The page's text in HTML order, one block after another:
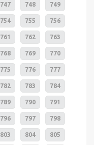
747 748 749
754 755 756
761 762 763
768 769 770
775 776 777
782 783 784
789 790 791
796 797 798
803 804 805